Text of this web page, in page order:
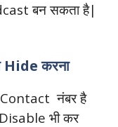
बन सकता है|
करना
Contact नंबर है
भी कर